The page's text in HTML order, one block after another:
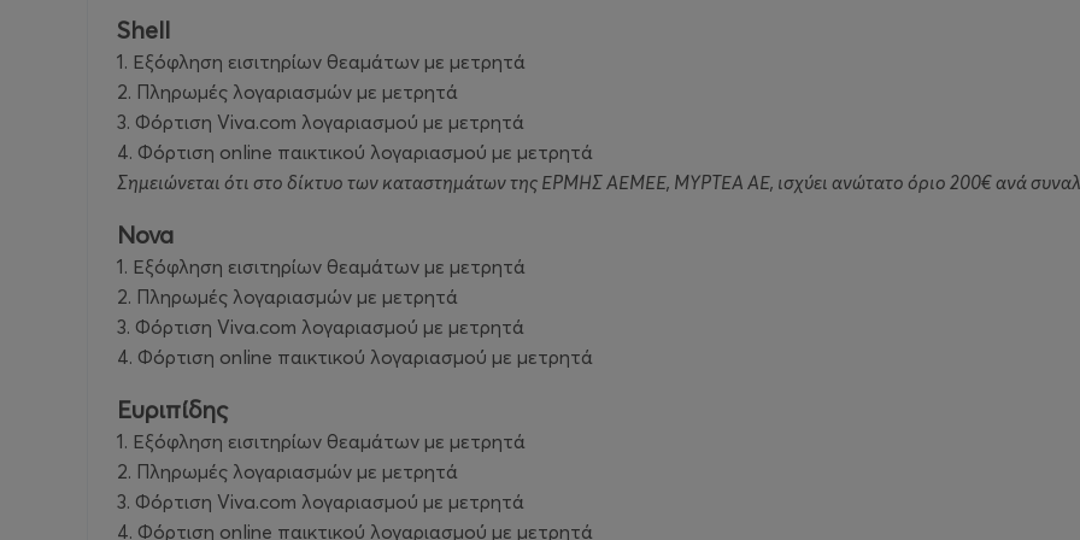
Shell
1. Εξόφληση εισιτηρίων θεαμάτων με μετρητά
2. Πληρωμές λογαριασμών με μετρητά
3. Φόρτιση Viva.com λογαριασμού με μετρητά
4. Φόρτιση online παικτικού λογαριασμού με μετρητά
Σημειώνεται ότι στο δίκτυο των καταστημάτων της ΕΡΜΗΣ ΑΕΜΕΕ, ΜΥΡΤΕΑ ΑΕ, ισχύει ανώτατο όριο 200€ ανά
Nova
1. Εξόφληση εισιτηρίων θεαμάτων με μετρητά
2. Πληρωμές λογαριασμών με μετρητά
3. Φόρτιση Viva.com λογαριασμού με μετρητά
4. Φόρτιση online παικτικού λογαριασμού με μετρητά
Ευριπίδης
1. Εξόφληση εισιτηρίων θεαμάτων με μετρητά
2. Πληρωμές λογαριασμών με μετρητά
3. Φόρτιση Viva.com λογαριασμού με μετρητά
4. Φόρτιση online παικτικού λογαριασμού με μετρητά